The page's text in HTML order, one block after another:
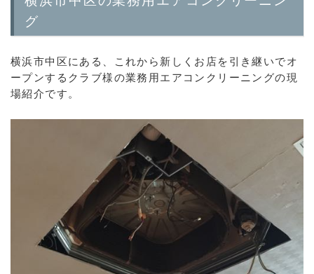
グ
横浜市中区にある、これから新しくお店を引き継いでオ
ープンするクラブ様の業務用エアコンクリーニングの現
場紹介です。